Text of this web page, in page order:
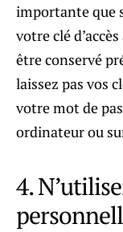
importante que
votre clé
être conservé
laissez pas vos
votre mot de
ordinateur ou
4.